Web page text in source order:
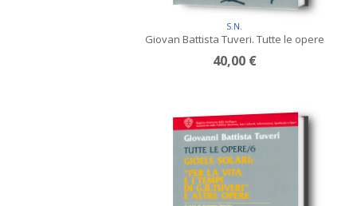
S.N.
Giovan Battista Tuveri. Tutte le opere
40,00 €